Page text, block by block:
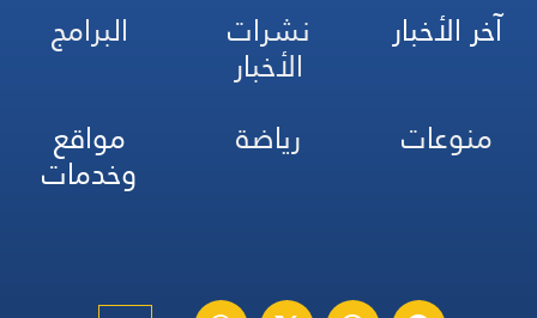
آخر الأخبار نشرات
الأخبار
البرامج
منوعات
رياضة مواقع
وخدمات